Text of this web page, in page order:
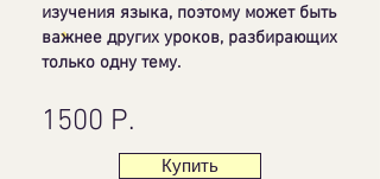
изучения языка, поэтому может быть
важнее других уроков, разбирающих
только одну тему.
1500 Р.
Купить